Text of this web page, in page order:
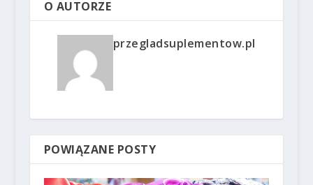
O AUTORZE
przegladsuplementow.pl
POWIĄZANE POSTY